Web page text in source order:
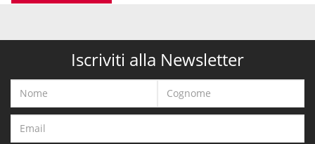
Iscriviti alla Newsletter